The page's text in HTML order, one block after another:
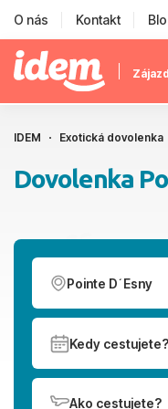
O nás Kontakt
IDEM Exotická dovolenka
Dovolenka
Pointe D´Esny
Kedy cestujete?
Ako cestujete?